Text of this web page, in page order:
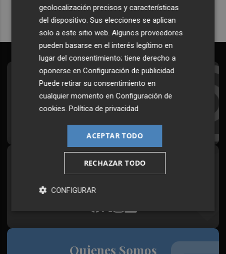
Suscríbete al Boletín
Todos los días a primera hora en tu email
¡Quiero suscribirme!
Síguenos en redes
Quienes Somos
geolocalización precisos y características
del dispositivo. Sus elecciones se aplican
solo a este sitio web. Algunos proveedores
pueden basarse en el interés legítimo en
lugar del consentimiento; tiene derecho a
oponerse enConfiguración de publicidad
Puede retirar su consentimiento en
cualquier momento enConfiguración de
cookies .Política de privacidad
ACEPTAR TODO
RECHAZAR TODO
CONFIGURAR